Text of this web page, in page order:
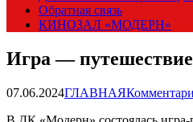
Обратная связь
КИНОЗАЛ «МОДЕРН»
Игра —
07.06.2024ГЛАВНАЯ